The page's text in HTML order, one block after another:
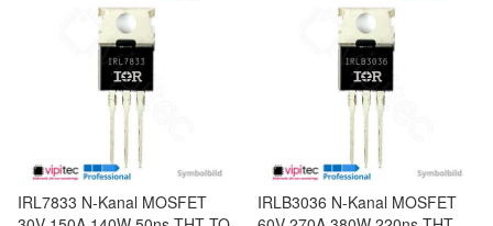
IRL7833 N-Kanal MOSFET
IRLB3036 N-Kanal MOSFET